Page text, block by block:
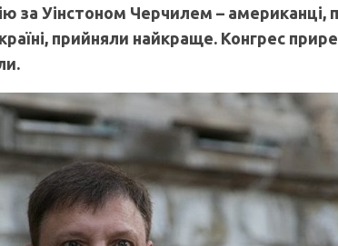
за Уінстоном Черчилем – американці,
прийняли найкраще. Конгрес